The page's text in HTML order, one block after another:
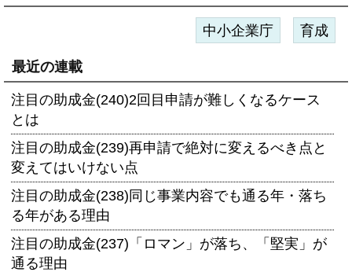
中小企業庁 育成
最近の連載
注目の助成金(240)2回目申請が難しくなるケース
とは
注目の助成金(239)再申請で絶対に変えるべき点と
変えてはいけない点
注目の助成金(238)同じ事業内容でも通る年・落ち
る年がある理由
注目の助成金(237)「ロマン」が落ち、「堅実」が
通る理由